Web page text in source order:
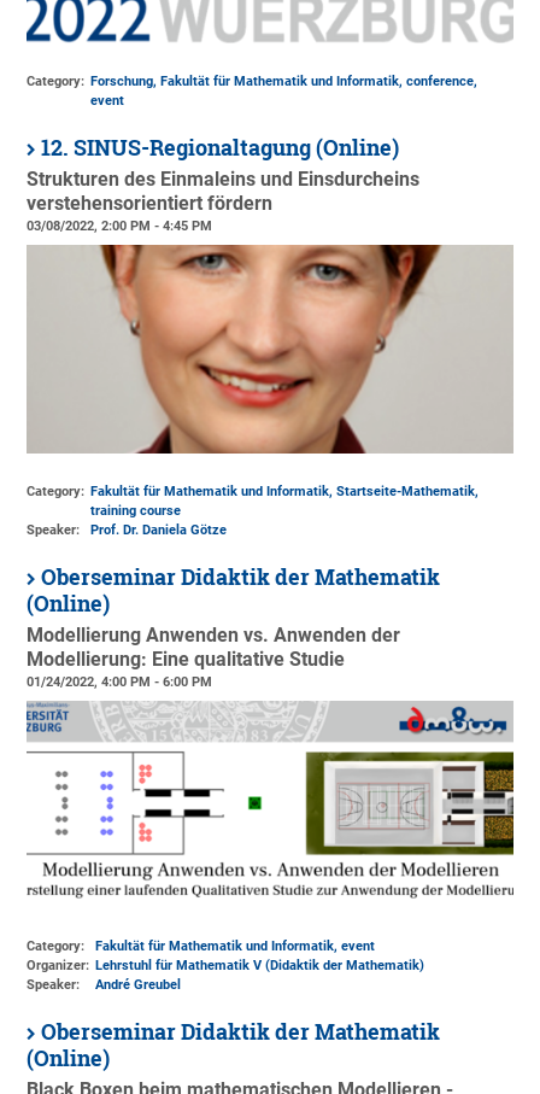
Category: Forschung, Fakultät für Mathematik und Informatik, conference,
event
12. SINUS-Regionaltagung (Online)
Strukturen des Einmaleins und Einsdurcheins
verstehensorientiert fördern
03/08/2022, 2:00 PM - 4:45 PM
Category: Fakultät für Mathematik und Informatik, Startseite-Mathematik,
training course
Speaker:
Prof. Dr. Daniela Götze
Oberseminar Didaktik der Mathematik
(Online)
Modellierung Anwenden vs. Anwenden der
Modellierung: Eine qualitative Studie
01/24/2022, 4:00 PM - 6:00 PM
Category:
Fakultät für Mathematik und Informatik, event
Organizer: Lehrstuhl für Mathematik V (Didaktik der Mathematik)
Speaker:
André Greubel
Oberseminar Didaktik der Mathematik
(Online)